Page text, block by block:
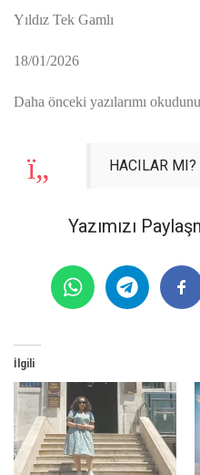
Yıldız Tek Gamlı
18/01/2026
Daha önceki yazılarımı
HACILAR
Yazımızı
İlgili